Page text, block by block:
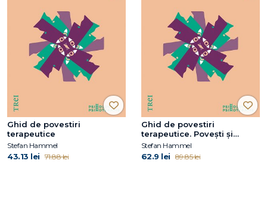
Ghid de povestiri
terapeutice
Stefan Hammel
43.13 lei 71.88 lei
Ghid de povestiri
terapeutice. Povești și
metafore în psihoterapie, în
terapia copilului și a
familiei, în medicină,
Stefan Hammel
62.9 lei 89.85 lei